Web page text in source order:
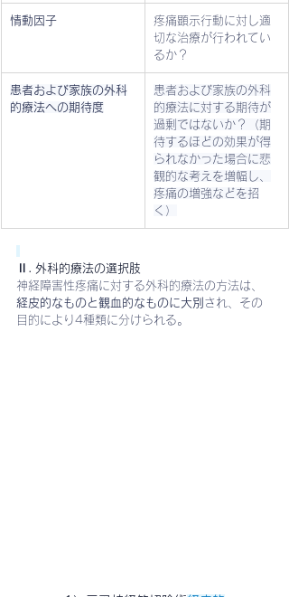
情動因子
疼痛顕示行動に対し適
切な治療が行われてい
るか？
患者および家族の外科
的療法への期待度
患者および家族の外科
的療法に対する期待が
過剰ではないか？（期
待するほどの効果が得
られなかった場合に悲
観的な考えを増幅し、
疼痛の増強などを招
く）
Ⅱ. 外科的療法の選択肢
神経障害性疼痛に対する外科的療法の方法は、
経皮的なものと観血的なものに大別 され、その
目的により4種類に分けられる。